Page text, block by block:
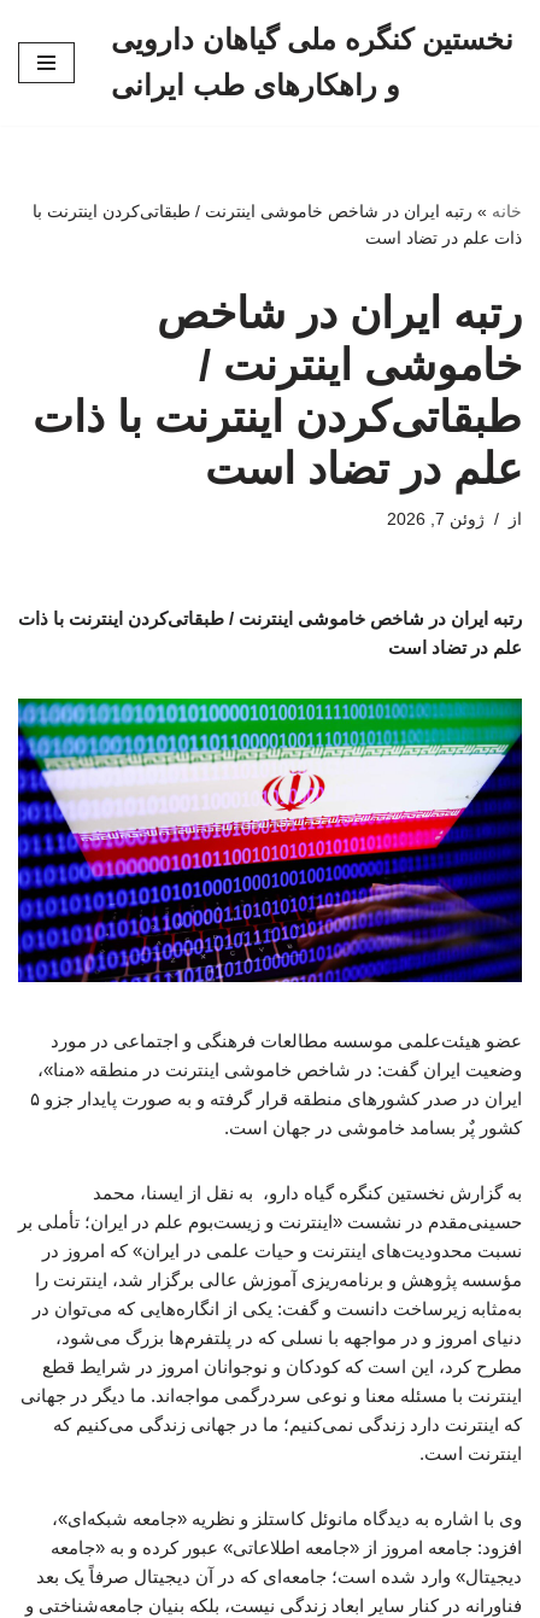
نخستین کنگره ملی گیاهان دارویی
و راهکارهای طب ایرانی
خانه » رتبه ایران در شاخص خاموشی اینترنت / طبقاتی‌کردن اینترنت با
ذات علم در تضاد است
رتبه ایران در شاخص
خاموشی اینترنت /
طبقاتی‌کردن اینترنت با ذات
علم در تضاد است
از ژوئن 7, 2026
رتبه ایران در شاخص خاموشی اینترنت / طبقاتی‌کردن اینترنت با ذات
علم در تضاد است
عضو هیئت‌علمی موسسه مطالعات فرهنگی و اجتماعی در مورد
وضعیت ایران گفت: در شاخص خاموشی اینترنت در منطقه «منا»،
ایران در صدر کشورهای منطقه قرار گرفته و به صورت پایدار جزو ۵
کشور پٌر بسامد خاموشی در جهان است.
به گزارش نخستین کنگره گیاه دارو، به نقل از ایسنا، محمد
حسینی‌مقدم در نشست «اینترنت و زیست‌بوم علم در ایران؛ تأملی بر
نسبت محدودیت‌های اینترنت و حیات علمی در ایران» که امروز در
مؤسسه پژوهش و برنامه‌ریزی آموزش عالی برگزار شد، اینترنت را
به‌مثابه زیرساخت دانست و گفت: یکی از انگاره‌هایی که می‌توان در
دنیای امروز و در مواجهه با نسلی که در پلتفرم‌ها بزرگ می‌شود،
مطرح کرد، این است که کودکان و نوجوانان امروز در شرایط قطع
اینترنت با مسئله معنا و نوعی سردرگمی مواجه‌اند. ما دیگر در جهانی
که اینترنت دارد زندگی نمی‌کنیم؛ ما در جهانی زندگی می‌کنیم که
اینترنت است.
وی با اشاره به دیدگاه مانوئل کاستلز و نظریه «جامعه شبکه‌ای»،
افزود: جامعه امروز از «جامعه اطلاعاتی» عبور کرده و به «جامعه
دیجیتال» وارد شده است؛ جامعه‌ای که در آن دیجیتال صرفاً یک بعد
فناورانه در کنار سایر ابعاد زندگی نیست، بلکه بنیان جامعه‌شناختی و